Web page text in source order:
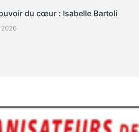
du cœur : Isabelle Bartoli